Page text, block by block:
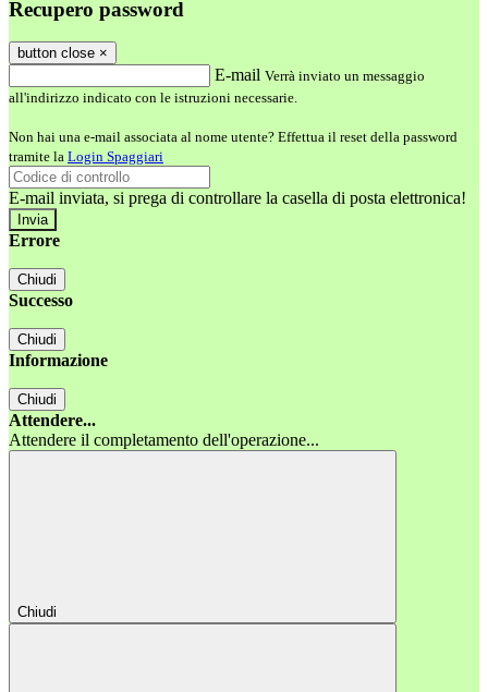
Recupero password
button close ×
E-mail Verrà inviato un messaggio
all'indirizzo indicato con le istruzioni necessarie.
Non hai una e-mail associata al nome utente? Effettua il reset della password
tramite la Login Spaggiari
E-mail inviata, si prega di controllare la casella di posta elettronica!
Errore
Chiudi
Successo
Chiudi
Informazione
Chiudi
Attendere...
Attendere il completamento dell'operazione...
Chiudi